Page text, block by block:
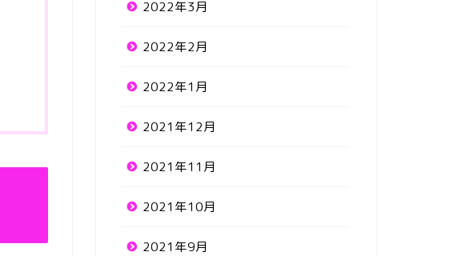
2022年3月
2022年2月
2022年1月
2021年12月
2021年11月
2021年10月
2021年9月